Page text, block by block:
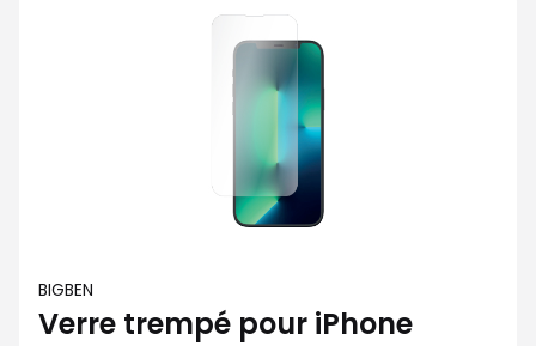
BIGBEN
Verre trempé pour iPhone